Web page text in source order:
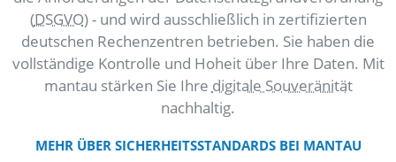
(DSGVO) - und wird ausschließlich in zertifizierten
deutschen Rechenzentren betrieben. Sie haben die
vollständige Kontrolle und Hoheit über Ihre Daten. Mit
mantau stärken Sie Ihre digitale Souveränität
nachhaltig.
MEHR ÜBER SICHERHEITSSTANDARDS BEI MANTAU